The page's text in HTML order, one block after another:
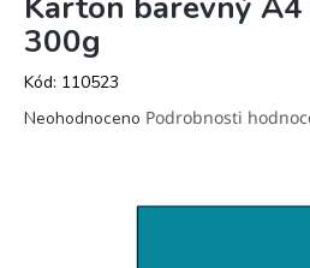
300g
Kód: 110523
Průměrné
Neohodnoceno Podrobnosti